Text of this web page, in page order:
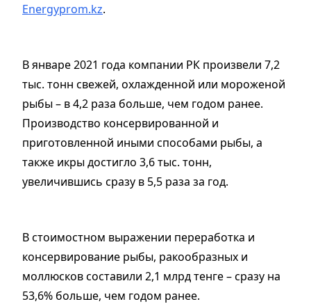
Energyprom.kz.
В январе 2021 года компании РК произвели 7,2
тыс. тонн свежей, охлажденной или мороженой
рыбы – в 4,2 раза больше, чем годом ранее.
Производство консервированной и
приготовленной иными способами рыбы, а
также икры достигло 3,6 тыс. тонн,
увеличившись сразу в 5,5 раза за год.
В стоимостном выражении переработка и
консервирование рыбы, ракообразных и
моллюсков составили 2,1 млрд тенге – сразу на
53,6% больше, чем годом ранее.